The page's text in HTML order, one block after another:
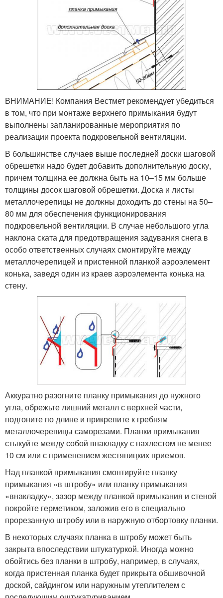
ВНИМАНИЕ! Компания Вестмет рекомендует убедиться
в том, что при монтаже верхнего примыкания будут
выполнены запланированные мероприятия по
реализации проекта подкровельной вентиляции.
В большинстве случаев выше последней доски шаговой
обрешетки надо будет добавить дополнительную доску,
причем толщина ее должна быть на 10–15 мм больше
толщины досок шаговой обрешетки. Доска и листы
металлочерепицы не должны доходить до стены на 50–
80 мм для обеспечения функционирования
подкровельной вентиляции. В случае небольшого угла
наклона ската для предотвращения задувания снега в
особо ответственных случаях смонтируйте между
металлочерепицей и пристенной планкой аэроэлемент
конька, заведя один из краев аэроэлемента конька на
стену.
Аккуратно разогните планку примыкания до нужного
угла, обрежьте лишний металл с верхней части,
подгоните по длине и прикрепите к гребням
металлочерепицы саморезами. Планки примыкания
стыкуйте между собой внакладку с нахлестом не менее
10 см или с применением жестяницких приемов.
Над планкой примыкания смонтируйте планку
примыкания «в штробу» или планку примыкания
«внакладку», зазор между планкой примыкания и стеной
покройте герметиком, заложив его в специально
прорезанную штробу или в наружную отбортовку планки.
В некоторых случаях планка в штробу может быть
закрыта впоследствии штукатуркой. Иногда можно
обойтись без планки в штробу, например, в случаях,
когда пристенная планка будет прикрыта обшивочной
доской, сайдингом или наружным утеплителем с